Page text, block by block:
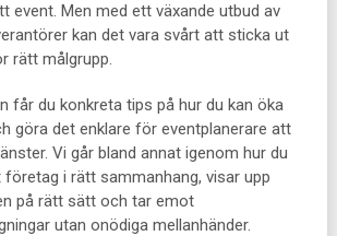
event. Men med ett växande utbud av
kan det vara svårt att sticka ut
rätt målgrupp.
får du konkreta tips på hur du kan öka
göra det enklare för eventplanerare att
Vi går bland annat igenom hur du
i rätt sammanhang, visar upp
på rätt sätt och tar emot
utan onödiga mellanhänder.